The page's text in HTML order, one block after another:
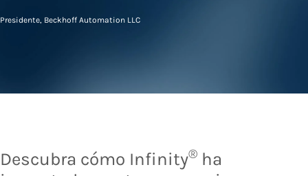
Presidente, Beckhoff Automation LLC
Descubra cómo Infinity® ha